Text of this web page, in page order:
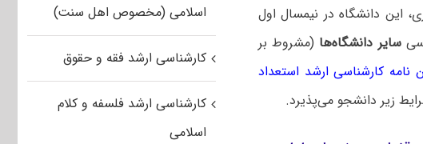
، این دانشگاه در نیمسال اول
سایر دانشگاه‌ها (مشروط بر
نامه کارشناسی ارشد استعداد
زیر دانشجو می‌پذیرد.
اسلامی (مخصوص اهل سنت)
کارشناسی ارشد فقه و حقوق
کارشناسی ارشد فلسفه و کلام
اسلامی